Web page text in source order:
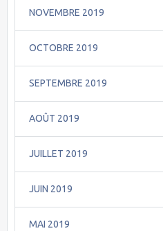
NOVEMBRE 2019
OCTOBRE 2019
SEPTEMBRE 2019
AOÛT 2019
JUILLET 2019
JUIN 2019
MAI 2019